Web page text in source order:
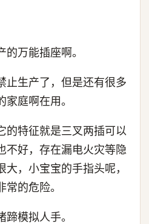
万能插座啊。
止生产了，但是还有很多
庭啊在用。
的特征就是三叉两插可以
不好，存在漏电火灾等隐
，小宝宝的手指头呢，
的危险。
模拟人手。